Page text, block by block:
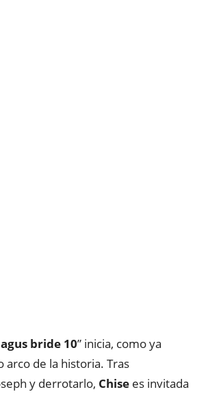
bride 10” inicia, como ya
arco de la historia. Tras
y derrotarlo, Chise es invitada